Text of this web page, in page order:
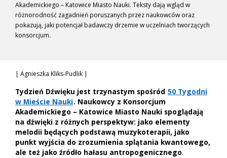
Akademickiego – Katowice Miasto Nauki. Teksty dają wgląd w
różnorodność zagadnień poruszanych przez naukowców oraz
pokazują, jaki potencjał badawczy drzemie w uczelniach tworzących
konsorcjum.
| Agnieszka Kliks-Pudlik |
Tydzień Dźwięku jest trzynastym spośród 50 Tygodni
w Mieście Nauki. Naukowcy z Konsorcjum
Akademickiego – Katowice Miasto Nauki spoglądają
na dźwięki z różnych perspektyw: jako elementy
melodii będących podstawą muzykoterapii, jako
punkt wyjścia do zrozumienia splątania kwantowego,
ale też jako źródło hałasu antropogenicznego.